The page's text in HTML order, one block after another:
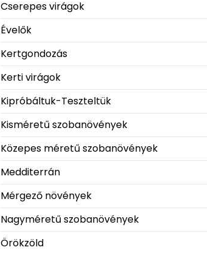
Cserepes virágok
Évelők
Kertgondozás
Kerti virágok
Kipróbáltuk-Teszteltük
Kisméretű szobanövények
Közepes méretű szobanövények
Medditerrán
Mérgező növények
Nagyméretű szobanövények
Örökzöld